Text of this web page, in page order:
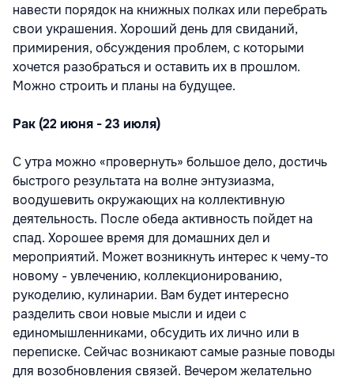
навести порядок на книжных полках или перебрать
свои украшения. Хороший день для свиданий,
примирения, обсуждения проблем, с которыми
хочется разобраться и оставить их в прошлом.
Можно строить и планы на будущее.
Рак (22 июня - 23 июля)
С утра можно «провернуть» большое дело, достичь
быстрого результата на волне энтузиазма,
воодушевить окружающих на коллективную
деятельность. После обеда активность пойдет на
спад. Хорошее время для домашних дел и
мероприятий. Может возникнуть интерес к чему-то
новому - увлечению, коллекционированию,
рукоделию, кулинарии. Вам будет интересно
разделить свои новые мысли и идеи с
единомышленниками, обсудить их лично или в
переписке. Сейчас возникают самые разные поводы
для возобновления связей. Вечером желательно